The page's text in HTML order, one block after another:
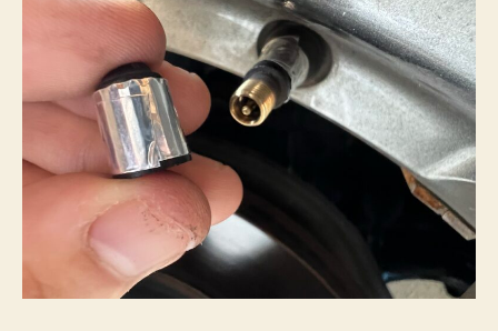
ア
ル
ミ
テ
ー
プ
で
静
音
化
へ
の